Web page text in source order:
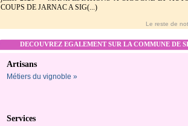
COUPS DE JARNAC A SIG(...)
Le reste de
DECOUVREZ EGALEMENT SUR LA COMMUNE DE
Artisans
Métiers du vignoble »
Services